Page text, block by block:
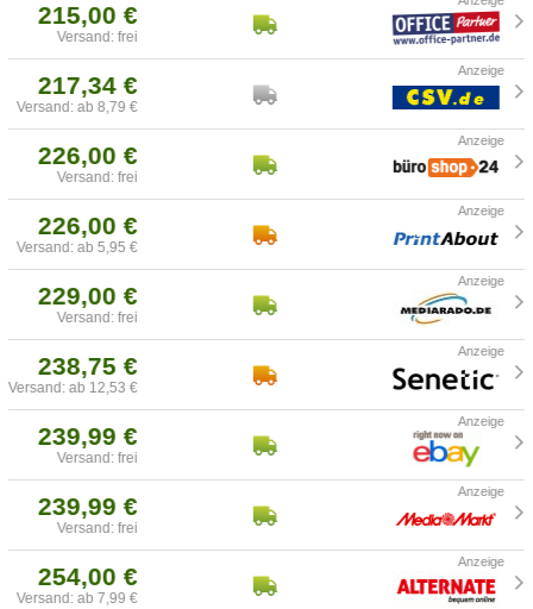
215,00 €
Versand: frei
217,34 €
Versand: ab 8,79 €
226,00 €
Versand: frei
226,00 €
Versand: ab 5,95 €
229,00 €
Versand: frei
238,75 €
Versand: ab 12,53 €
239,99 €
Versand: frei
239,99 €
Versand: frei
254,00 €
Versand: ab 7,99 €